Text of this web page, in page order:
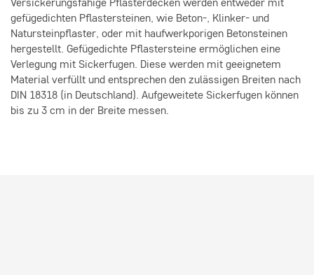
Versickerungsfähige Pflasterdecken werden entweder mit
gefügedichten Pflastersteinen, wie Beton-, Klinker- und
Natursteinpflaster, oder mit haufwerkporigen Betonsteinen
hergestellt. Gefügedichte Pflastersteine ermöglichen eine
Verlegung mit Sickerfugen. Diese werden mit geeignetem
Material verfüllt und entsprechen den zulässigen Breiten nach
DIN 18318 (in Deutschland). Aufgeweitete Sickerfugen können
bis zu 3 cm in der Breite messen.